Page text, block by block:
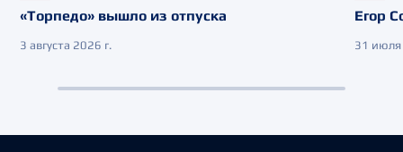
«Торпедо» вышло из отпуска
3 августа 2026 г.
Егор
31 июля